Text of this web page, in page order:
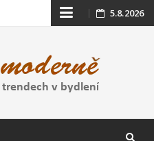
Skip
content
5.8.2026